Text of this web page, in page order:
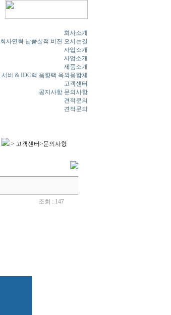
회사소개
회사연혁 납품실적 비젼 오시는길
사업소개
사업소개
제품소개
서버 & IDC랙 음향랙 옥외용함체
고객센터
공지사항 문의사항
견적문의
견적문의
> 고객센터>문의사항
조회 : 147